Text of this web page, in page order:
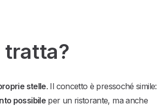
tratta?
stelle. Il concetto è pressoché simile:
possibileper un ristorante, ma anche